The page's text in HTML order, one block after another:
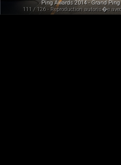
Ping Awards 2014 - Grand
111 / 126 - Reproduction autoris�e